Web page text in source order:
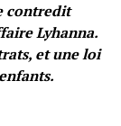
contredit
Lyhanna.
et une loi